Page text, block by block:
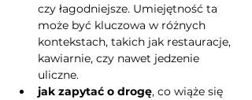
czy łagodniejsze. Umiejętność ta
może być kluczowa w różnych
kontekstach, takich jak restauracje,
kawiarnie, czy nawet jedzenie
uliczne.
jak zapytać o drogę, co wiąże się